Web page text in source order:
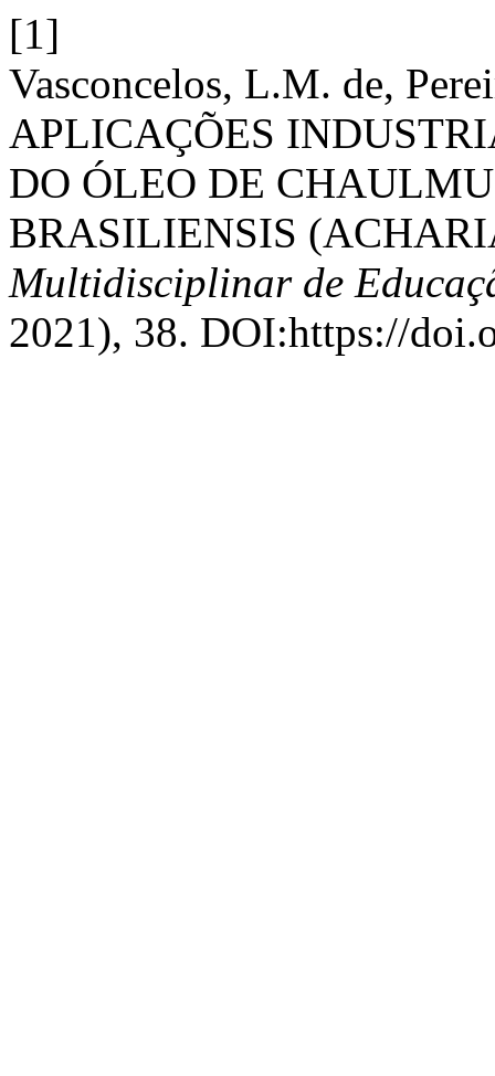
[1]
Vasconcelos, L.M. de,
APLICAÇÕES
DO ÓLEO DE
BRASILIENSIS
Multidisciplinar de
2021), 38. DOI:https://